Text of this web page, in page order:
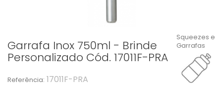
Garrafa Inox 750ml - Brinde
Personalizado Cód. 17011F-PRA
Referência: 17011F-PRA
Squeezes e
Garrafas